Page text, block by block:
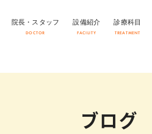
院長・スタッフ
DOCTOR
設備紹介
FACILITY
診療科目
TREATMENT
ブログ